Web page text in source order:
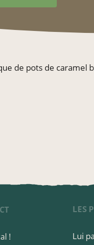
de pots de caramel
!
LES
Lui